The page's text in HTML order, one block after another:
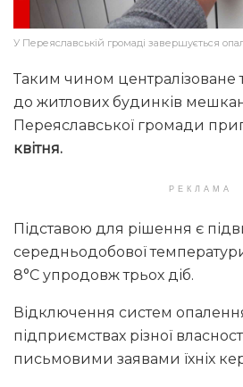
У Переяславській громаді завершується
Таким чином централізоване
до житлових будинків
Переяславської громади
квітня.
РЕКЛАМА
Підставою для рішення є
середньодобової
8°C упродовж трьох діб.
Відключення систем
підприємствах різної
письмовими заявами їхніх